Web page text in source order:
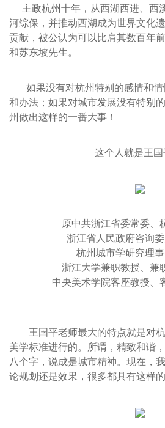
主政杭州十年，从西湖西进、西
河综保，并推动西湖成为世界文
贡献，被公认为可以比肩其数百年
和苏东坡先生。
如果没有对杭州特别的感情和情
和办法；如果对城市发展没有特别
州做出这样的一番大事！
这个人就是王国
原中共浙江省委常委、
浙江省人民政府咨询
杭州城市学研究理
浙江大学兼职教授、兼
中央美术学院客座教授、
王国平老师最大的特点就是对杭
美学标准进行的。所谓，精致和谐
八个字，说成是城市精神。现在，
论规划还是效果，很多都具有这样的